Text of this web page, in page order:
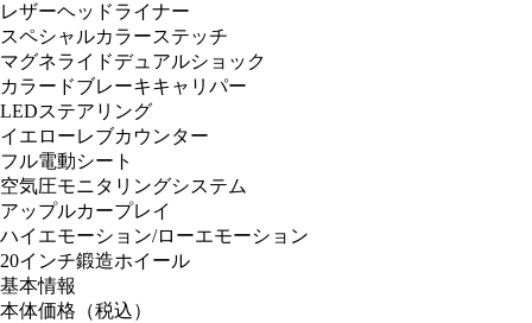
レザーヘッドライナー
スペシャルカラーステッチ
マグネライドデュアルショック
カラードブレーキキャリパー
LEDステアリング
イエローレブカウンター
フル電動シート
空気圧モニタリングシステム
アップルカープレイ
ハイエモーション/ローエモーション
20インチ鍛造ホイール
基本情報
本体価格（税込）